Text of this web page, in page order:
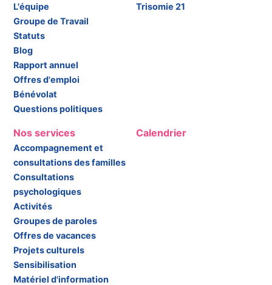
L'équipe
Groupe de Travail
Statuts
Blog
Rapport annuel
Offres d'emploi
Bénévolat
Questions politiques
Trisomie 21
Nos services
Accompagnement et
consultations des familles
Consultations
psychologiques
Activités
Groupes de paroles
Offres de vacances
Projets culturels
Sensibilisation
Matériel d'information
Calendrier